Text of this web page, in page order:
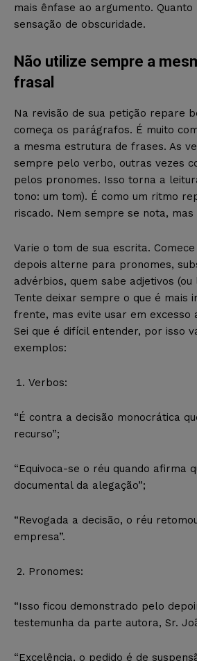
mais ênfase ao argumento.
sensação de obscuridade.
Não utilize sempre a
frasal
Na revisão de sua petição repare
começa os parágrafos. É muito
a mesma estrutura de frases. As
sempre pelo verbo, outras vezes
pelos pronomes. Isso torna a
tono: um tom). É como um ritmo
riscado. Nem sempre se nota,
Varie o tom de sua escrita.
depois alterne para pronomes,
advérbios, quem sabe adjetivos (ou
Tente deixar sempre o que é mais
frente, mas evite usar em excesso
Sei que é difícil entender, por isso
exemplos:
Verbos:
“É contra a decisão monocrática
recurso”;
“Equivoca-se o réu quando afirma
documental da alegação”;
“Revogada a decisão, o réu
empresa”.
Pronomes:
“Isso ficou demonstrado pelo
testemunha da parte autora, Sr.
“Excelência, o pedido é de